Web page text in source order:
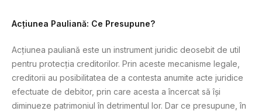
Acțiunea Pauliană: Ce Presupune?
Acțiunea pauliană este un instrument juridic deosebit de util
pentru protecția creditorilor. Prin aceste mecanisme legale,
creditorii au posibilitatea de a contesta anumite acte juridice
efectuate de debitor, prin care acesta a încercat să își
diminueze patrimoniul în detrimentul lor. Dar ce presupune, în